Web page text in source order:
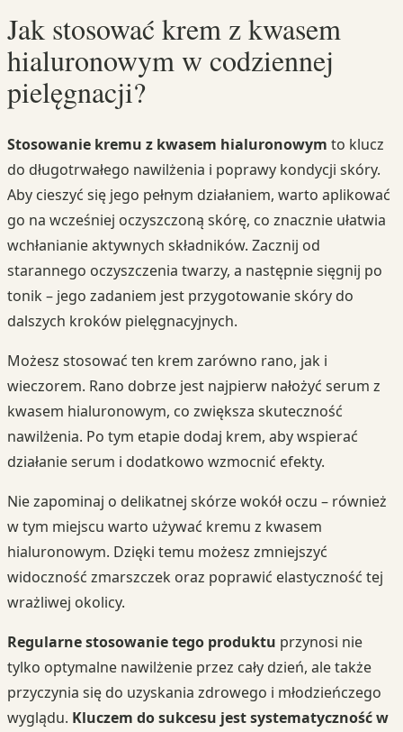
Jak stosować krem z kwasem
hialuronowym w codziennej
pielęgnacji?
Stosowanie kremu z kwasem hialuronowym to klucz
do długotrwałego nawilżenia i poprawy kondycji skóry.
Aby cieszyć się jego pełnym działaniem, warto aplikować
go na wcześniej oczyszczoną skórę, co znacznie ułatwia
wchłanianie aktywnych składników. Zacznij od
starannego oczyszczenia twarzy, a następnie sięgnij po
tonik – jego zadaniem jest przygotowanie skóry do
dalszych kroków pielęgnacyjnych.
Możesz stosować ten krem zarówno rano, jak i
wieczorem. Rano dobrze jest najpierw nałożyć serum z
kwasem hialuronowym, co zwiększa skuteczność
nawilżenia. Po tym etapie dodaj krem, aby wspierać
działanie serum i dodatkowo wzmocnić efekty.
Nie zapominaj o delikatnej skórze wokół oczu – również
w tym miejscu warto używać kremu z kwasem
hialuronowym. Dzięki temu możesz zmniejszyć
widoczność zmarszczek oraz poprawić elastyczność tej
wrażliwej okolicy.
Regularne stosowanie tego produktu przynosi nie
tylko optymalne nawilżenie przez cały dzień, ale także
przyczynia się do uzyskania zdrowego i młodzieńczego
wyglądu. Kluczem do sukcesu jest systematyczność w